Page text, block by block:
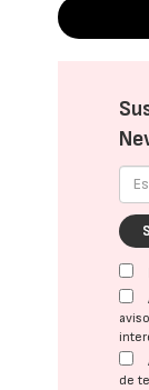
de